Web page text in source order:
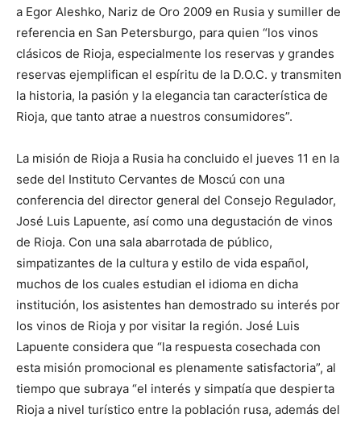
a Egor Aleshko, Nariz de Oro 2009 en Rusia y sumiller de
referencia en San Petersburgo, para quien “los vinos
clásicos de Rioja, especialmente los reservas y grandes
reservas ejemplifican el espíritu de la D.O.C. y transmiten
la historia, la pasión y la elegancia tan característica de
Rioja, que tanto atrae a nuestros consumidores”.
La misión de Rioja a Rusia ha concluido el jueves 11 en la
sede del Instituto Cervantes de Moscú con una
conferencia del director general del Consejo Regulador,
José Luis Lapuente, así como una degustación de vinos
de Rioja. Con una sala abarrotada de público,
simpatizantes de la cultura y estilo de vida español,
muchos de los cuales estudian el idioma en dicha
institución, los asistentes han demostrado su interés por
los vinos de Rioja y por visitar la región. José Luis
Lapuente considera que “la respuesta cosechada con
esta misión promocional es plenamente satisfactoria”, al
tiempo que subraya “el interés y simpatía que despierta
Rioja a nivel turístico entre la población rusa, además del